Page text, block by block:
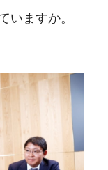
いますか。